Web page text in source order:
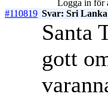
Logga in för
#110819 Svar: Sri Lanka
Santa
gott